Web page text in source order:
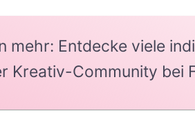
mehr: Entdecke viele
Kreativ-Community bei